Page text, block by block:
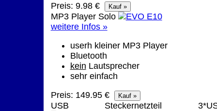
Preis: 9.98 €
MP3 Player Solo
weitere Infos »
userh kleiner MP3 Player
Bluetooth
kein Lautsprecher
sehr einfach
Preis: 149.95 €
USB Steckernetzteil